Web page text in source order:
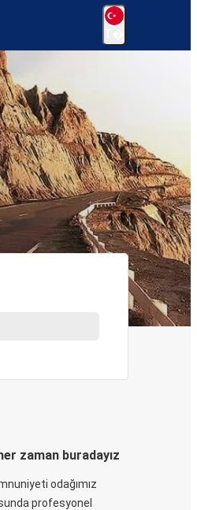
zaman buradayız
odağımız
profesyonel